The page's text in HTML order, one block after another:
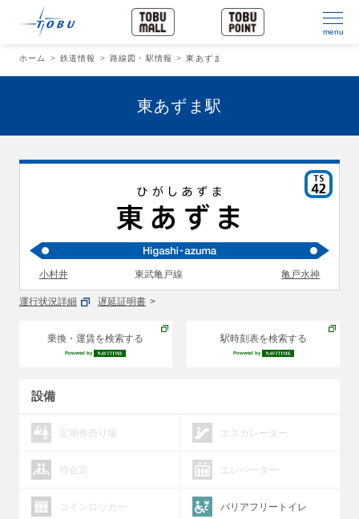
menu
ホーム 鉄道情報 路線図・駅情報 東あずま
東あずま駅
小村井 東武亀戸線 亀戸水神
運行状況詳細 遅延証明書
乗換・運賃を検索する
Powered by
駅時刻表を検索する
Powered by
設備
定期券売り場 エスカレーター
待合室 エレベーター
コインロッカー バリアフリートイレ